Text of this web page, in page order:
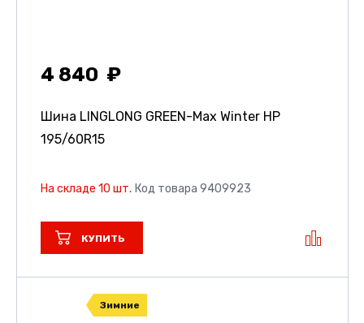
4 840
Шина LINGLONG GREEN-Max Winter HP
195/60R15
На складе 10 шт. Код товара 9409923
КУПИТЬ
Зимние